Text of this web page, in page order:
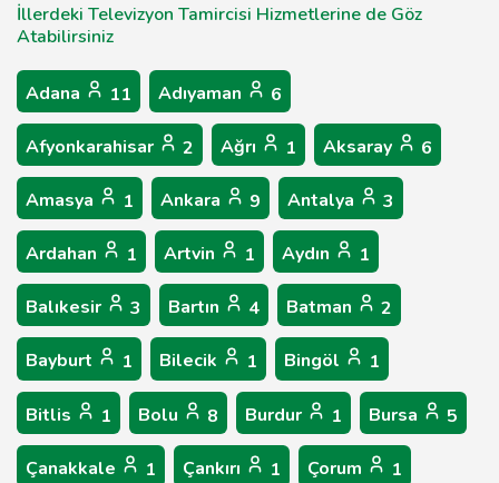
İllerdeki Televizyon Tamircisi Hizmetlerine de Göz
Atabilirsiniz
Adana 11 Adıyaman 6
Afyonkarahisar 2 Ağrı 1 Aksaray 6
Amasya 1 Ankara 9 Antalya 3
Ardahan 1 Artvin 1 Aydın 1
Balıkesir 3 Bartın 4 Batman 2
Bayburt 1 Bilecik 1 Bingöl 1
Bitlis 1 Bolu 8 Burdur 1 Bursa 5
Çanakkale 1 Çankırı 1 Çorum 1